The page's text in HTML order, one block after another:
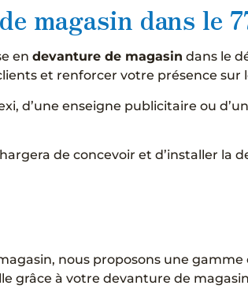
magasin dans le
en devanture de magasin dans le
et renforcer votre présence sur
d’une enseigne publicitaire ou
de concevoir et d’installer
nous proposons une
grâce à votre devanture de